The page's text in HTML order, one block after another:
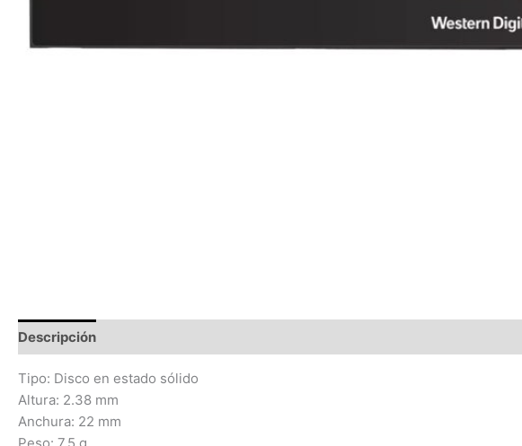
Descripción
Tipo: Disco en estado sólido
Altura: 2.38 mm
Anchura: 22 mm